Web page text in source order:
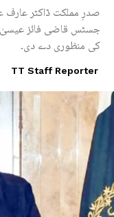
جسٹس قاضی فائز
کی منظوری دے دی۔
TT Staff Reporter